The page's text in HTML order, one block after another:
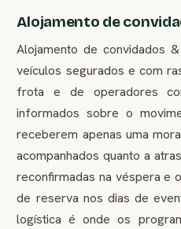
Alojamento de
Alojamento de convidados
veículos segurados e com
frota e de operadores
informados sobre o
receberem apenas uma
acompanhados quanto a
reconfirmadas na véspera e
de reserva nos dias de
logística é onde os